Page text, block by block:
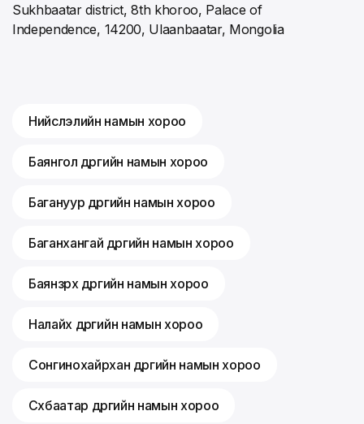
Sukhbaatar district, 8th khoroo, Palace of
Independence, 14200, Ulaanbaatar, Mongolia
Нийслэлийн намын хороо
Баянгол дүүргийн намын хороо
Багануур дүүргийн намын хороо
Баганхангай дүүргийн намын хороо
Баянзүрх дүүргийн намын хороо
Налайх дүүргийн намын хороо
Сонгинохайрхан дүүргийн намын хороо
Сүхбаатар дүүргийн намын хороо